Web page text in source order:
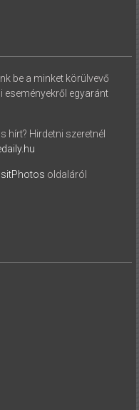
be a minket körülvevő
eseményekről egyaránt
hírt? Hirdetni szeretnél
oldaláról